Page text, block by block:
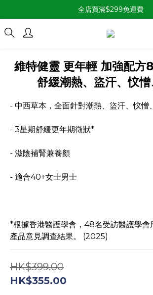
全店買滿$299免運費
維特健靈 更年輕 加強配方
舒緩潮熱、盜汗、忟
- 中西草本，全面針對潮熱、盜汗、忟憎
- 3星期舒緩更年期徵狀*
- 滋陰補腎兼養顏
- 適合40+女士男士
*根據香港醫護學會，48名受訪醫護學會
產品意見調查結果。 (2025)
HK$399.00
HK$355.00